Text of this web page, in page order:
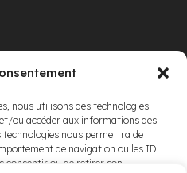
nous utilisons des technologies
ou accéder aux informations des
nous permettra de
de navigation ou les ID
consentir ou de retirer son
de-Boulogne, Laval QC H7N 0J7